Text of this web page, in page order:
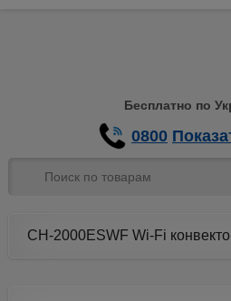
Бесплатно по
0800
CH-2000ESWF Wi-Fi